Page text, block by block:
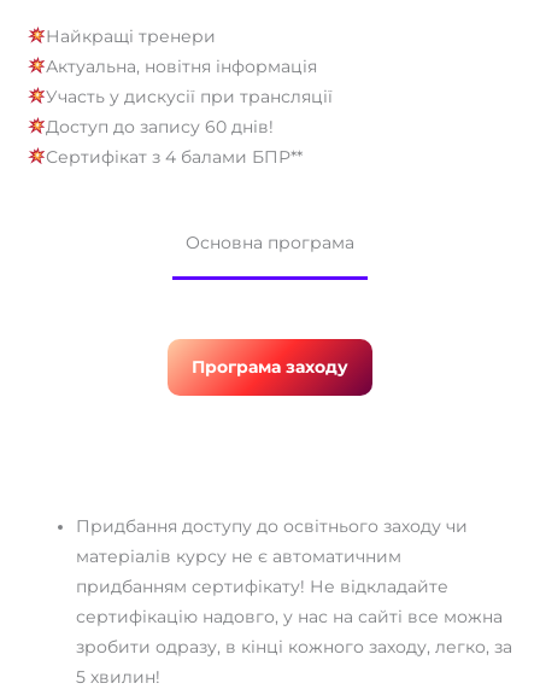
Найкращі тренери
Актуальна, новітня інформація
Участь у дискусії при трансляції
Доступ до запису 60 днів!
Сертифікат з 4 балами БПР**
Основна програма
Програма заходу
Придбання доступу до освітнього заходу чи
матеріалів курсу не є автоматичним
придбанням сертифікату! Не відкладайте
сертифікацію надовго, у нас на сайті все можна
зробити одразу, в кінці кожного заходу, легко, за
5 хвилин!